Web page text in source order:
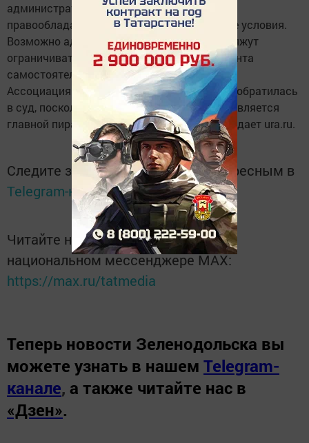
администраторам сайта требования к
правообладателям, поставив всех в равные условия.
Возможно администрацию «ВКонтакте» обяжут
ограничивать повторное размещение контента
самостоятельно, без лишних претензий.
Ассоциация по защите авторских прав уже обратилась
в суд, поскольку считает, что «ВКонтакте» является
главной пиратской площадкой России, передает ura.ru.
Следите за самым важным и интересным в
Telegram-каналеТатмедиа
Читайте новости Татарстана в
национальном мессенджере MАХ:
https://max.ru/tatmedia
Теперь новости Зеленодольска вы
можете узнать в нашем Telegram-
канале, а также читайте нас в
«Дзен».